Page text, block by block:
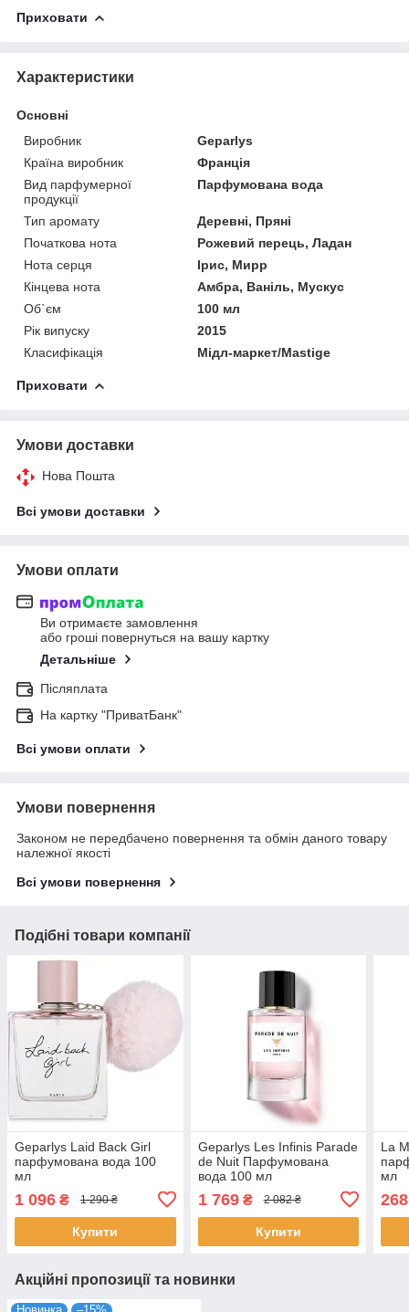
Приховати
Характеристики
Основні
Виробник
Geparlys
Країна виробник
Франція
Вид парфумерної
продукції
Парфумована вода
Тип аромату
Деревні, Пряні
Початкова нота
Рожевий перець, Ладан
Нота серця
Ірис, Мирр
Кінцева нота
Амбра, Ваніль, Мускус
Об`єм
100 мл
Рік випуску
2015
Класифікація
Мідл-маркет/Mastige
Приховати
Умови доставки
Нова Пошта
Всі умови доставки
Умови оплати
Ви отримаєте замовлення
або гроші повернуться на вашу картку
Детальніше
Післяплата
На картку "ПриватБанк"
Всі умови оплати
Умови повернення
Законом не передбачено повернення та обмін даного товару
належної якості
Всі умови повернення
Подібні товари компанії
Geparlys Laid Back Girl
парфумована вода 100
мл
1 096 ₴ 1 290 ₴
Купити
Geparlys Les Infinis Parade
de Nuit Парфумована
вода 100 мл
1 769₴ 2 082 ₴
Купити
La
мл
268
Акційні пропозиції та новинки